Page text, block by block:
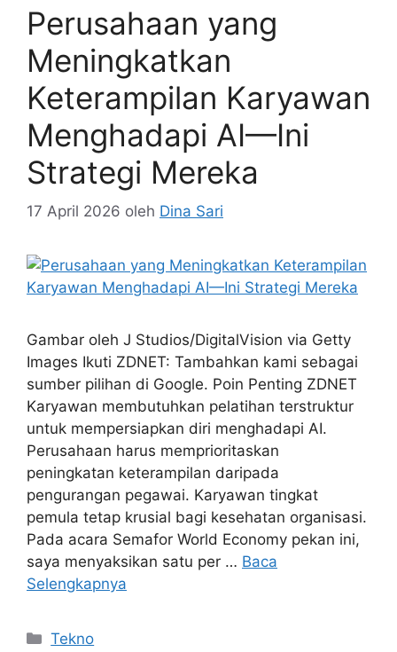
Perusahaan yang
Meningkatkan
Keterampilan Karyawan
Menghadapi AI—Ini
Strategi Mereka
17 April 2026 oleh Dina Sari
Gambar oleh J Studios/DigitalVision via Getty
Images Ikuti ZDNET: Tambahkan kami sebagai
sumber pilihan di Google. Poin Penting ZDNET
Karyawan membutuhkan pelatihan terstruktur
untuk mempersiapkan diri menghadapi AI.
Perusahaan harus memprioritaskan
peningkatan keterampilan daripada
pengurangan pegawai. Karyawan tingkat
pemula tetap krusial bagi kesehatan organisasi.
Pada acara Semafor World Economy pekan ini,
saya menyaksikan satu per … Baca
Selengkapnya
Kategori
Tekno